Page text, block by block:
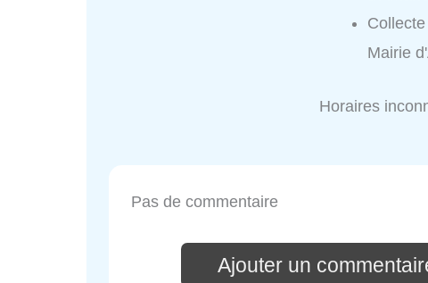
Mairie
Horaires
Pas de commentaire
Ajouter un